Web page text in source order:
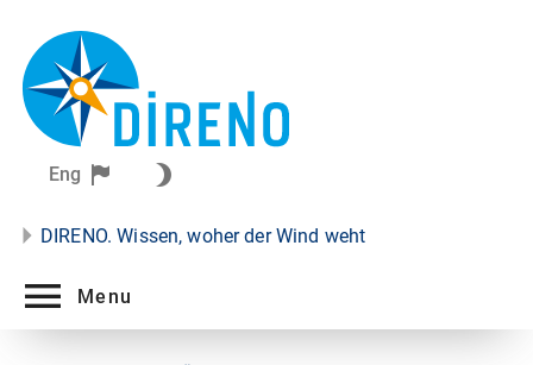
Eng
DIRENO. Wissen, woher der Wind weht
Menu